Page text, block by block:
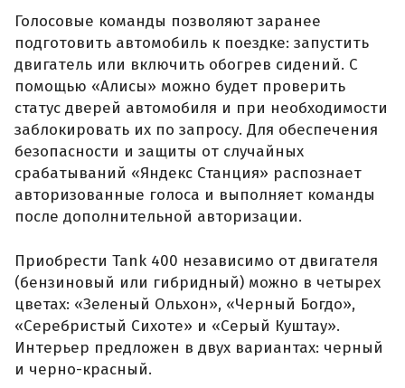
Голосовые команды позволяют заранее
подготовить автомобиль к поездке: запустить
двигатель или включить обогрев сидений. С
помощью «Алисы» можно будет проверить
статус дверей автомобиля и при необходимости
заблокировать их по запросу. Для обеспечения
безопасности и защиты от случайных
срабатываний «Яндекс Станция» распознает
авторизованные голоса и выполняет команды
после дополнительной авторизации.
Приобрести Tank 400 независимо от двигателя
(бензиновый или гибридный) можно в четырех
цветах: «Зеленый Ольхон», «Черный Богдо»,
«Серебристый Сихоте» и «Серый Куштау».
Интерьер предложен в двух вариантах: черный
и черно-красный.